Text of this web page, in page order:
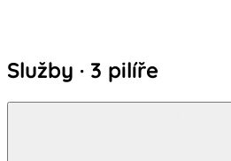
Služby · 3 pilíře